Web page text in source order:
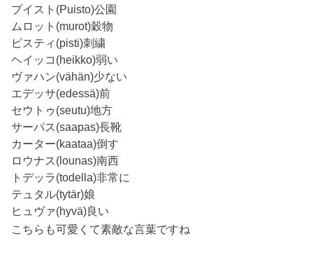
プイスト(Puisto)公園
ムロット(murot)穀物
ピスティ(pisti)刺繍
ヘイッコ(heikko)弱い
ヴァハン(vähän)少ない
エデッサ(edessä)前
セウトゥ(seutu)地方
サーパス(saapas)長靴
カーター(kaataa)倒す
ロウナス(lounas)南西
トデッラ(todella)非常に
テュタル(tytär)娘
ヒュヴァ(hyvä)良い
こちらも可愛くて素敵な言葉ですね